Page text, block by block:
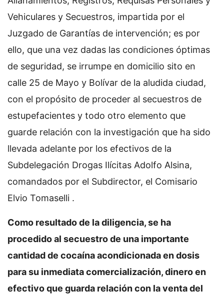
Vehiculares y Secuestros, impartida por el
Juzgado de Garantías de intervención; es por
ello, que una vez dadas las condiciones óptimas
de seguridad, se irrumpe en domicilio sito en
calle 25 de Mayo y Bolívar de la aludida ciudad,
con el propósito de proceder al secuestros de
estupefacientes y todo otro elemento que
guarde relación con la investigación que ha sido
llevada adelante por los efectivos de la
Subdelegación Drogas Ilícitas Adolfo Alsina,
comandados por el Subdirector, el Comisario
Elvio Tomaselli .
Como resultado de la diligencia, se ha
procedido al secuestro de una importante
cantidad de cocaína acondicionada en dosis
para su inmediata comercialización, dinero en
efectivo que guarda relación con la venta del